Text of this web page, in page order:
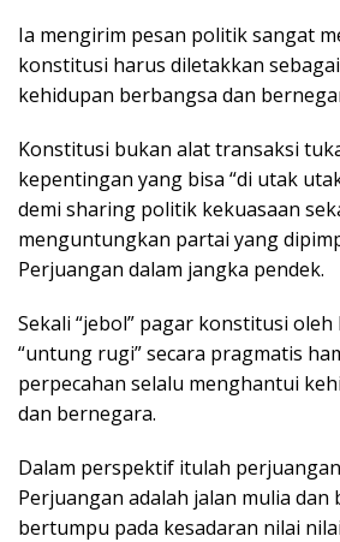
Ia mengirim pesan politik sangat
konstitusi harus diletakkan sebagai
kehidupan berbangsa dan
Konstitusi bukan alat transaksi
kepentingan yang bisa “di utak
demi sharing politik kekuasaan
menguntungkan partai yang
Perjuangan dalam jangka pendek.
Sekali “jebol” pagar konstitusi
“untung rugi” secara pragmatis
perpecahan selalu menghantui
dan bernegara.
Dalam perspektif itulah
Perjuangan adalah jalan mulia dan
bertumpu pada kesadaran nilai